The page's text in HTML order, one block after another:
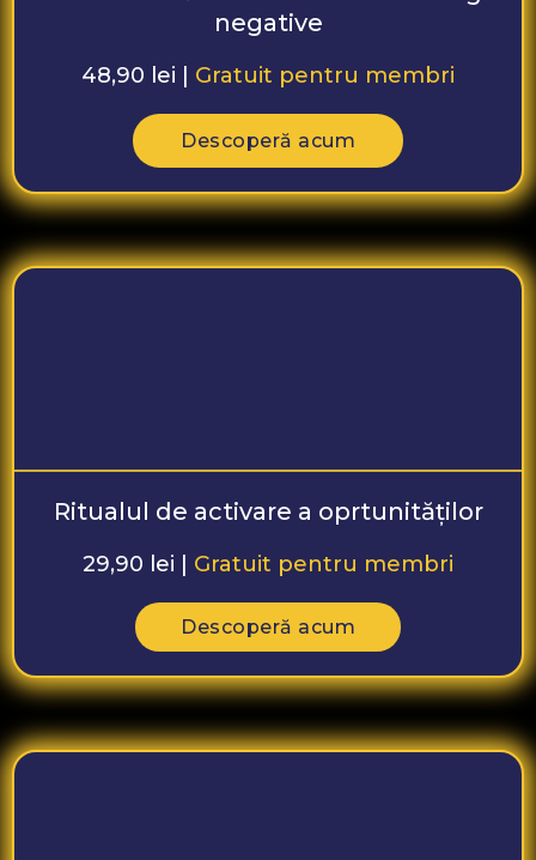
negative
48,90 lei | Gratuit pentru membri
Descoperă acum
Ritualul de activare a oprtunităților
29,90 lei | Gratuit pentru membri
Descoperă acum